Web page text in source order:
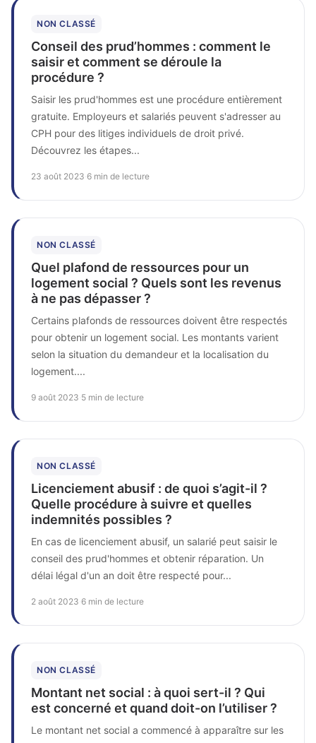
NON CLASSÉ
Conseil des prud’hommes : comment le
saisir et comment se déroule la
procédure ?
Saisir les prud'hommes est une procédure entièrement
gratuite. Employeurs et salariés peuvent s'adresser au
CPH pour des litiges individuels de droit privé.
Découvrez les étapes...
23 août 2023 6 min de lecture
NON CLASSÉ
Quel plafond de ressources pour un
logement social ? Quels sont les revenus
à ne pas dépasser ?
Certains plafonds de ressources doivent être respectés
pour obtenir un logement social. Les montants varient
selon la situation du demandeur et la localisation du
logement....
9 août 2023 5 min de lecture
NON CLASSÉ
Licenciement abusif : de quoi s’agit-il ?
Quelle procédure à suivre et quelles
indemnités possibles ?
En cas de licenciement abusif, un salarié peut saisir le
conseil des prud'hommes et obtenir réparation. Un
délai légal d'un an doit être respecté pour...
2 août 2023 6 min de lecture
NON CLASSÉ
Montant net social : à quoi sert-il ? Qui
est concerné et quand doit-on l’utiliser ?
Le montant net social a commencé à apparaître sur les